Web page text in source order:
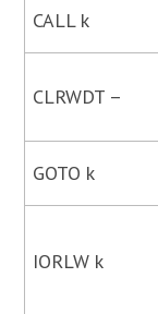
CALL k
CLRWDT –
GOTO k
IORLW k